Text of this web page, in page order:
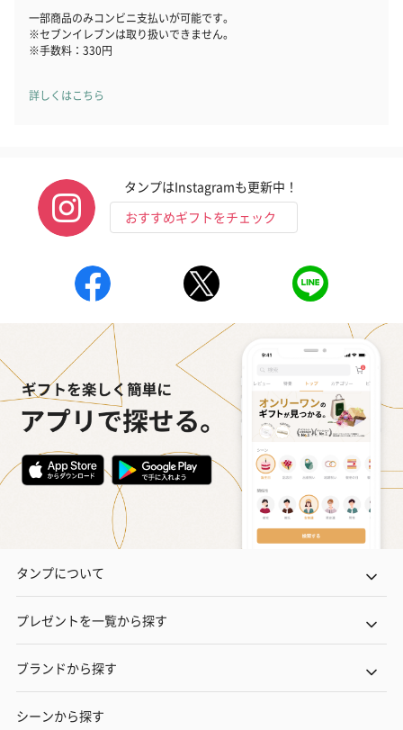
一部商品のみコンビニ支払いが可能です。
※セブンイレブンは取り扱いできません。
※手数料：330円
詳しくはこちら
タンプはInstagramも更新中！
おすすめギフトをチェック
タンプについて
プレゼントを一覧から探す
ブランドから探す
シーンから探す